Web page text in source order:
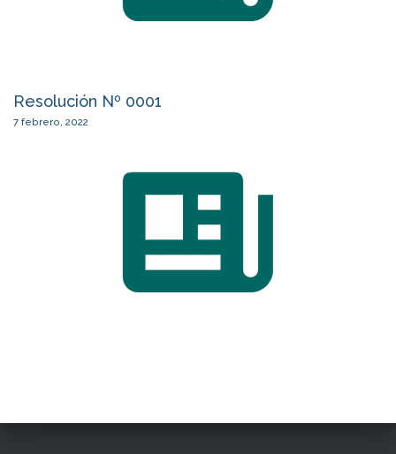
Resolución Nº 0001
7 febrero, 2022